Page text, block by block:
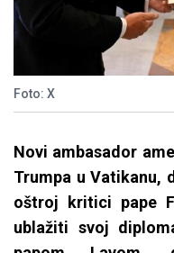
Foto: X
Novi ambasador
Trumpa u Vatikanu,
oštroj kritici pape
ublažiti svoj